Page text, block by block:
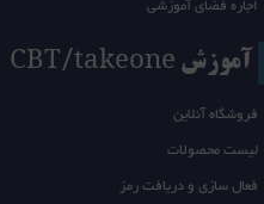
اجاره فضای آموزشی
آموزش CBT/takeone
فروشگاه آنلاین
لیست محصولات
فعال سازی و دریافت رمز